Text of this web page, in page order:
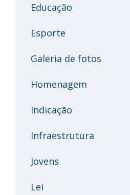
Educação
Esporte
Galeria de fotos
Homenagem
Indicação
Infraestrutura
Jovens
Lei